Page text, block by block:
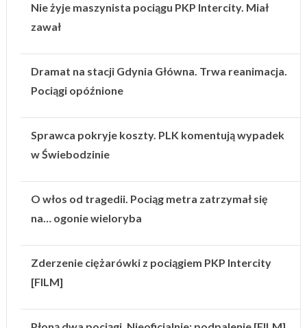
Nie żyje maszynista pociągu PKP Intercity. Miał
zawał
Dramat na stacji Gdynia Główna. Trwa reanimacja.
Pociągi opóźnione
Sprawca pokryje koszty. PLK komentują wypadek
w Świebodzinie
O włos od tragedii. Pociąg metra zatrzymał się
na… ogonie wieloryba
Zderzenie ciężarówki z pociągiem PKP Intercity
[FILM]